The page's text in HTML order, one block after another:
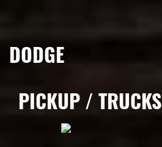
DODGE
PICKUP / TRUCKS